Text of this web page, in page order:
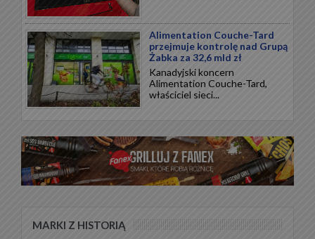
Alimentation Couche-Tard
przejmuje kontrolę nad Grupą
Żabka za 32,6 mld zł
Kanadyjski koncern
Alimentation Couche-Tard,
właściciel sieci...
MARKI Z HISTORIĄ